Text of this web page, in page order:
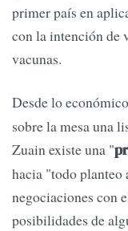
primer país en
con la intención de
vacunas.
Desde lo
sobre la mesa una
Zuain existe una "
hacia "todo planteo
negociaciones con
posibilidades de